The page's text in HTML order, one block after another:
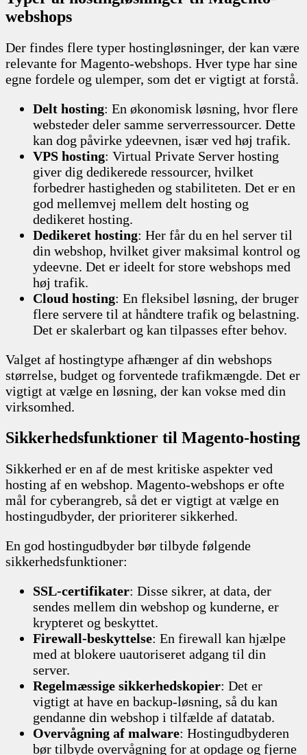
webshops
Der findes flere typer hostingløsninger, der kan være
relevante for Magento-webshops. Hver type har sine
egne fordele og ulemper, som det er vigtigt at forstå.
Delt hosting: En økonomisk løsning, hvor flere
websteder deler samme serverressourcer. Dette
kan dog påvirke ydeevnen, især ved høj trafik.
VPS hosting: Virtual Private Server hosting
giver dig dedikerede ressourcer, hvilket
forbedrer hastigheden og stabiliteten. Det er en
god mellemvej mellem delt hosting og
dedikeret hosting.
Dedikeret hosting: Her får du en hel server til
din webshop, hvilket giver maksimal kontrol og
ydeevne. Det er ideelt for store webshops med
høj trafik.
Cloud hosting: En fleksibel løsning, der bruger
flere servere til at håndtere trafik og belastning.
Det er skalerbart og kan tilpasses efter behov.
Valget af hostingtype afhænger af din webshops
størrelse, budget og forventede trafikmængde. Det er
vigtigt at vælge en løsning, der kan vokse med din
virksomhed.
Sikkerhedsfunktioner til Magento-hosting
Sikkerhed er en af de mest kritiske aspekter ved
hosting af en webshop. Magento-webshops er ofte
mål for cyberangreb, så det er vigtigt at vælge en
hostingudbyder, der prioriterer sikkerhed.
En god hostingudbyder bør tilbyde følgende
sikkerhedsfunktioner:
SSL-certifikater: Disse sikrer, at data, der
sendes mellem din webshop og kunderne, er
krypteret og beskyttet.
Firewall-beskyttelse: En firewall kan hjælpe
med at blokere uautoriseret adgang til din
server.
Regelmæssige sikkerhedskopier: Det er
vigtigt at have en backup-løsning, så du kan
gendanne din webshop i tilfælde af datatab.
Overvågning af malware: Hostingudbyderen
bør tilbyde overvågning for at opdage og fjerne